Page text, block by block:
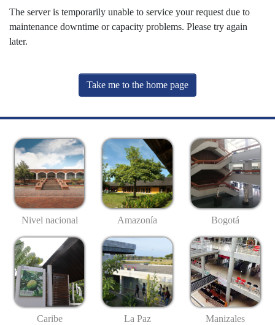
The server is temporarily unable to service your request due to
maintenance downtime or capacity problems. Please try again
later.
Take me to the home page
Nivel nacional Amazonía Bogotá
Caribe La Paz Manizales